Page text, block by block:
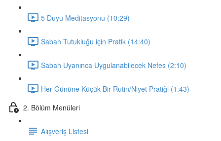
5 Duyu Meditasyonu (10:29)
Sabah Tutukluğu için Pratik (14:40)
Sabah Uyanınca Uygulanabilecek Nefes (2:10)
Her Gününe Küçük Bir Rutin/Niyet Pratiği (1:43)
2. Bölüm Menüleri
Alışveriş Listesi